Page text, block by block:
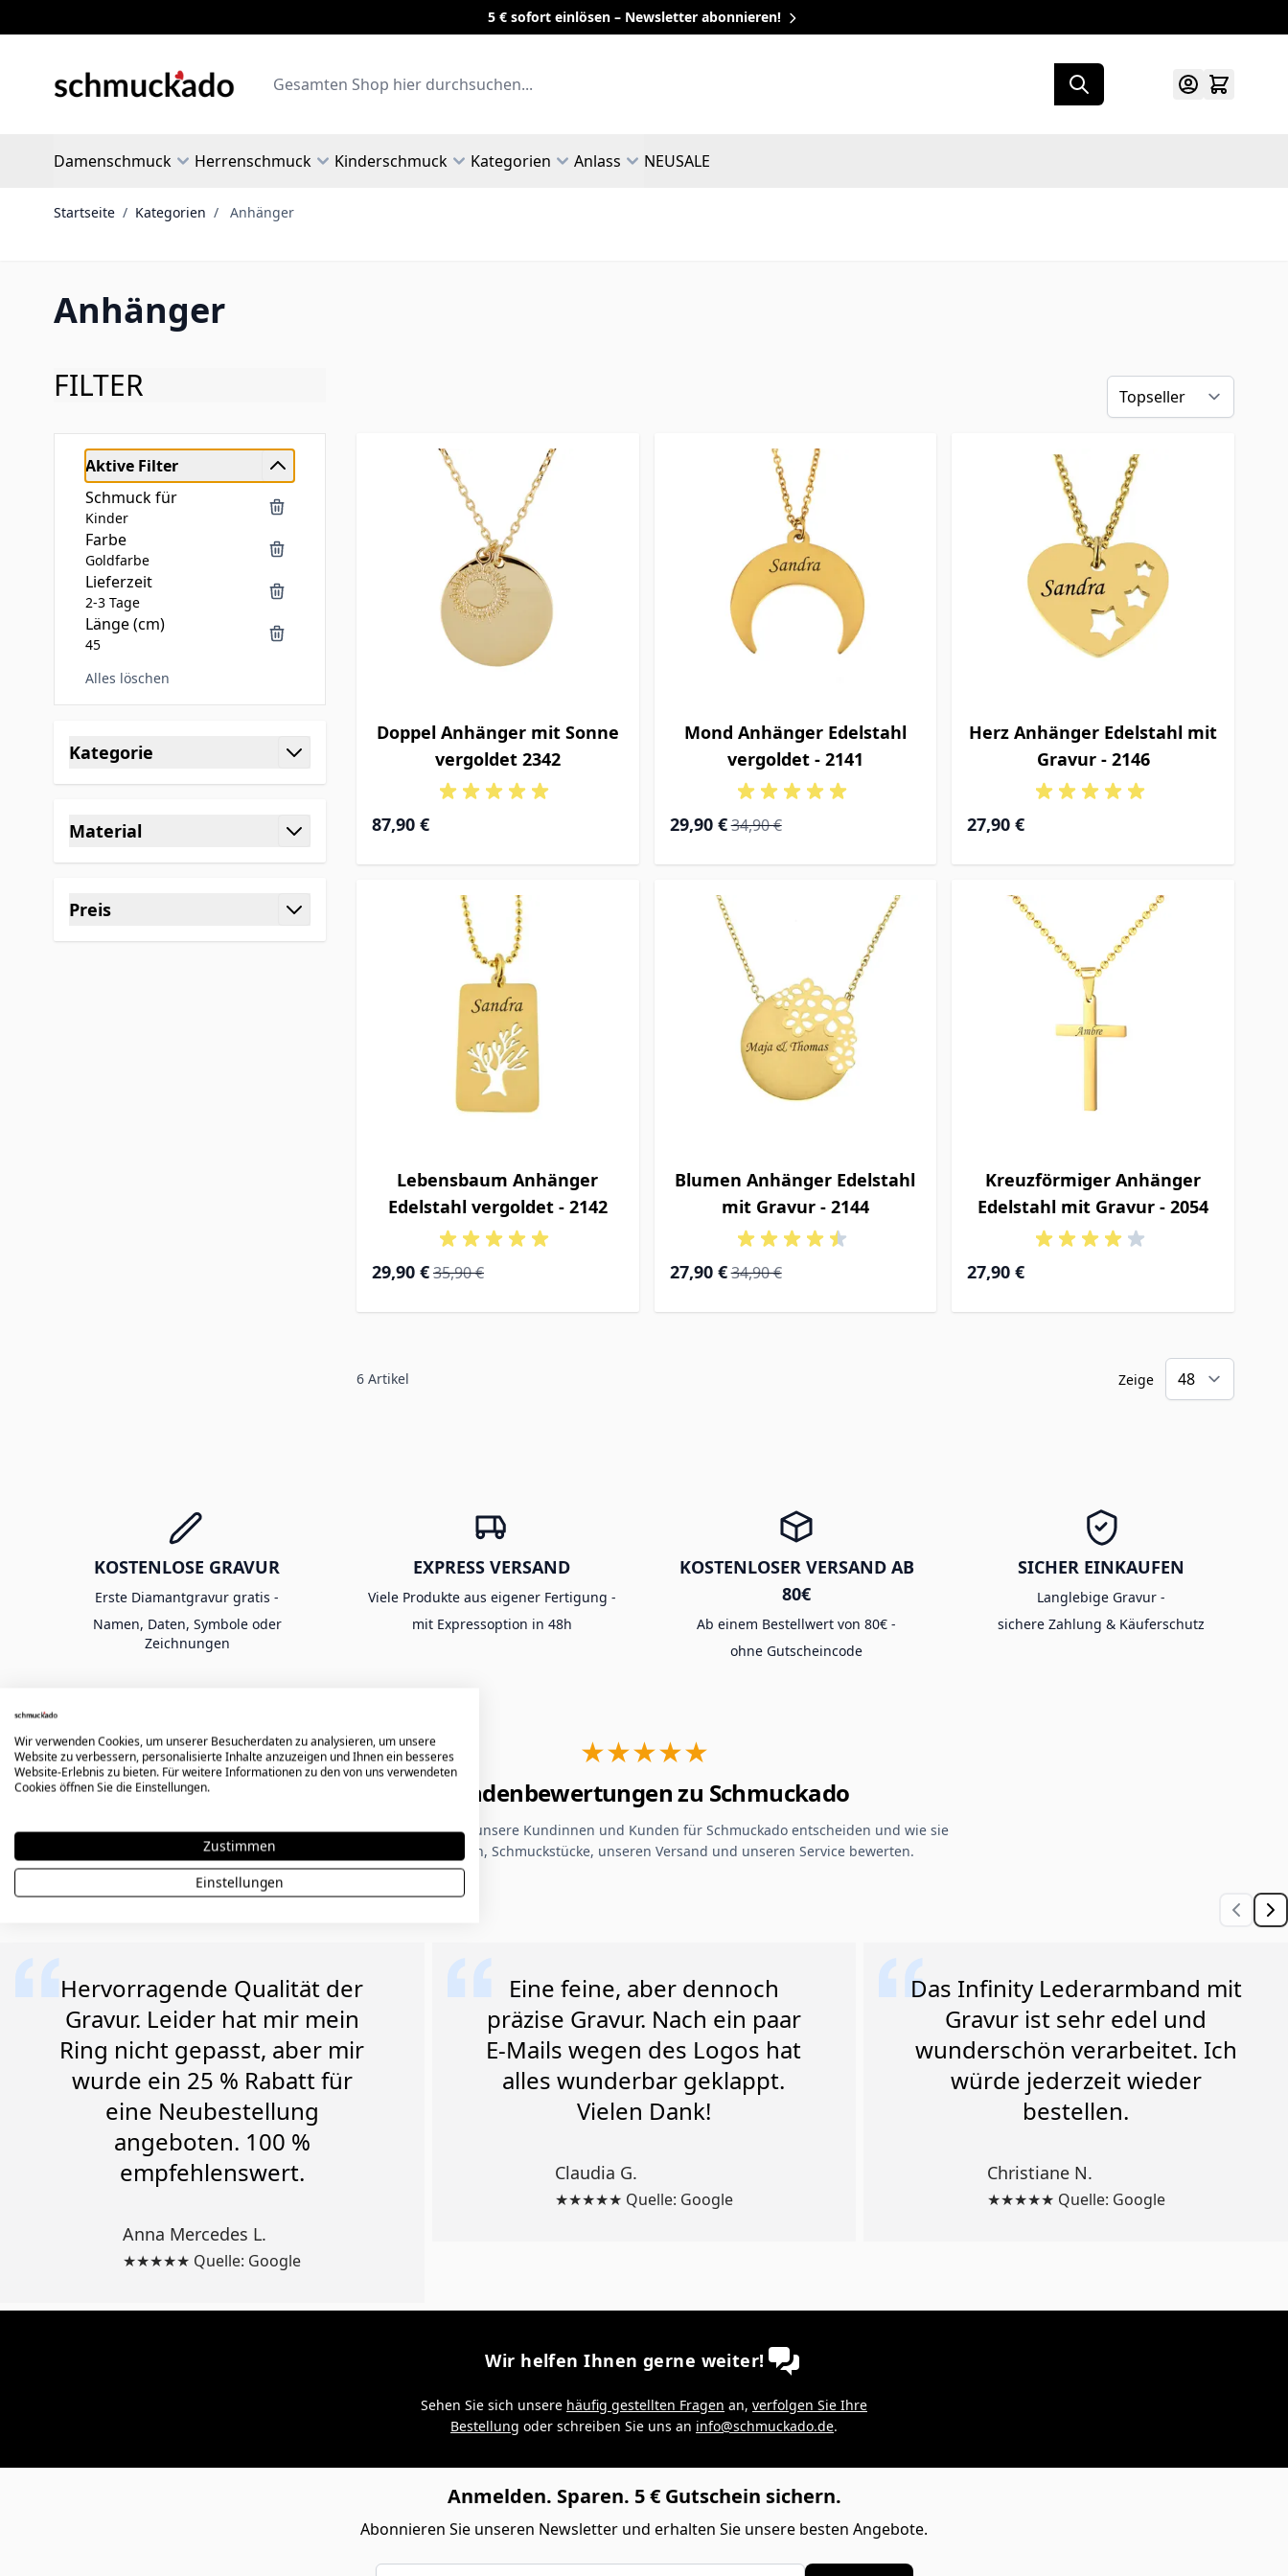
5 € sofort einlösen – Newsletter abonnieren!
Search
Damenschmuck Herrenschmuck Kinderschmuck Kategorien Anlass NEUSALE
Startseite / Kategorien / Anhänger
Anhänger
FILTER
Aktive Filter
Schmuck für
Kinder
Farbe
Goldfarbe
Lieferzeit
2-3 Tage
Länge (cm)
45
Alles löschen
Kategorie
Material
Preis
Doppel Anhänger mit Sonne
vergoldet 2342
87,90 €
Mond Anhänger Edelstahl
vergoldet - 2141
Special Price
29,90 € Regular Price
34,90 €
Herz Anhänger Edelstahl mit
Gravur - 2146
27,90 €
Lebensbaum Anhänger
Edelstahl vergoldet - 2142
Special Price
29,90 € Regular Price
35,90 €
Blumen Anhänger Edelstahl
mit Gravur - 2144
Special Price
27,90 € Regular Price
34,90 €
Kreuzförmiger Anhänger
Edelstahl mit Gravur - 2054
27,90 €
6 Artikel Zeige
KOSTENLOSE GRAVUR
Erste Diamantgravur gratis -
Namen, Daten, Symbole oder
Zeichnungen
EXPRESS VERSAND
Viele Produkte aus eigener Fertigung -
mit Expressoption in 48h
KOSTENLOSER VERSAND AB
80€
Ab einem Bestellwert von 80€ -
ohne Gutscheincode
SICHER EINKAUFEN
Langlebige Gravur -
sichere Zahlung & Käuferschutz
★★★★★
Kundenbewertungen zu Schmuckado
Erfahre, warum sich unsere Kundinnen und Kunden für Schmuckado entscheiden und wie sie
unsere Gravuren, Schmuckstücke, unseren Versand und unseren Service bewerten.
Ausgewählte Google-Bewertungen
Hervorragende Qualität der
Gravur. Leider hat mir mein
Ring nicht gepasst, aber mir
wurde ein 25 % Rabatt für
eine Neubestellung
angeboten. 100 %
empfehlenswert.
Anna Mercedes L.
★★★★★ Quelle: Google
Eine feine, aber dennoch
präzise Gravur. Nach ein paar
E-Mails wegen des Logos hat
alles wunderbar geklappt.
Vielen Dank!
Claudia G.
★★★★★ Quelle: Google
Das Infinity Lederarmband mit
Gravur ist sehr edel und
wunderschön verarbeitet. Ich
würde jederzeit wieder
bestellen.
Christiane N.
★★★★★ Quelle: Google
Wir helfen Ihnen gerne weiter!
Sehen Sie sich unsere häufig gestellten Fragen an, verfolgen Sie Ihre
Bestellung oder schreiben Sie uns an info@schmuckado.de.
Anmelden. Sparen. 5 € Gutschein sichern.
Abonnieren Sie unseren Newsletter und erhalten Sie unsere besten Angebote.
Wir verwenden Cookies, um unserer Besucherdaten zu analysieren, um unsere
Website zu verbessern, personalisierte Inhalte anzuzeigen und Ihnen ein besseres
Website-Erlebnis zu bieten. Für weitere Informationen zu den von uns verwendeten
Cookies öffnen Sie die Einstellungen.
Zustimmen
Einstellungen